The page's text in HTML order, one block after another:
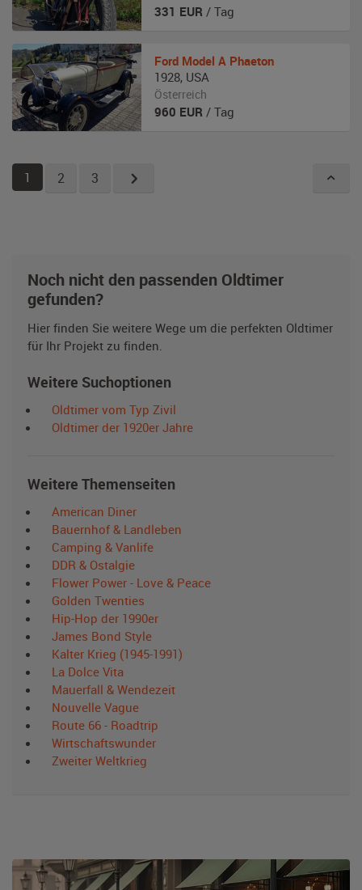
331 EUR / Tag
Ford Model A Phaeton
1928, USA
Österreich
960 EUR / Tag
1 2 3
Noch nicht den passenden Oldtimer
gefunden?
Hier finden Sie weitere Wege um die perfekten Oldtimer
für Ihr Projekt zu finden.
Weitere Suchoptionen
Oldtimer vom Typ Zivil
Oldtimer der 1920er Jahre
Weitere Themenseiten
American Diner
Bauernhof & Landleben
Camping & Vanlife
DDR & Ostalgie
Flower Power - Love & Peace
Golden Twenties
Hip-Hop der 1990er
James Bond Style
Kalter Krieg (1945-1991)
La Dolce Vita
Mauerfall & Wendezeit
Nouvelle Vague
Route 66 - Roadtrip
Wirtschaftswunder
Zweiter Weltkrieg